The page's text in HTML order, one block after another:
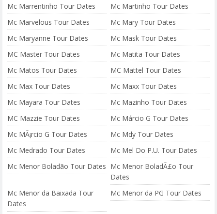
Mc Marrentinho Tour Dates
Mc Martinho Tour Dates
Mc Marvelous Tour Dates
Mc Mary Tour Dates
Mc Maryanne Tour Dates
Mc Mask Tour Dates
MC Master Tour Dates
Mc Matita Tour Dates
Mc Matos Tour Dates
MC Mattel Tour Dates
Mc Max Tour Dates
Mc Maxx Tour Dates
Mc Mayara Tour Dates
Mc Mazinho Tour Dates
MC Mazzie Tour Dates
Mc Márcio G Tour Dates
Mc MÃ¡rcio G Tour Dates
Mc Mdy Tour Dates
Mc Medrado Tour Dates
Mc Mel Do P.U. Tour Dates
Mc Menor Boladão Tour Dates Mc Menor BoladÃ£o Tour
Dates
Mc Menor da Baixada Tour
Dates
Mc Menor da PG Tour Dates